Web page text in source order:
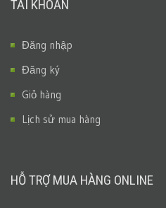
TÀI KHOẢN
Đăng nhập
Đăng ký
Giỏ hàng
Lịch sử mua hàng
HỖ TRỢ MUA HÀNG ONLINE